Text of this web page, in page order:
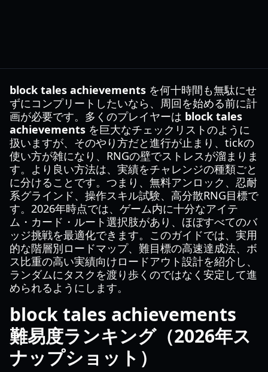
block tales achievements を何十時間も無駄にせ
ずにコンプリートしたいなら、周回を始める前に計
画が必要です。多くのプレイヤーは block tales
achievements を巨大なチェックリストのように
扱いますが、そのやり方だと進行が止まり、tickの
使い方が雑になり、RNGの壁でストレスが溜まりま
す。より良い方法は、実績をチャレンジの種類ごと
に分けることです。つまり、無料アンロック、忍耐
系グラインド、操作スキル試験、高分散RNG目標で
す。2026年時点では、ゲーム内に十分なアイテ
ム・カード・ルート選択肢があり、ほぼすべてのバ
ッジ挑戦を最適化できます。このガイドでは、実用
的な階層別ロードマップ、難目標の高速達成法、ボ
ス比重の高い実績向けロードアウト設計を紹介し、
ランダムにタスクを渡り歩くのではなく安定して進
められるようにします。
block tales achievements
難易度ランキング（2026年ス
ナップショット）